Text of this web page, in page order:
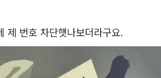
제 번호 차단햇나보더라구요.